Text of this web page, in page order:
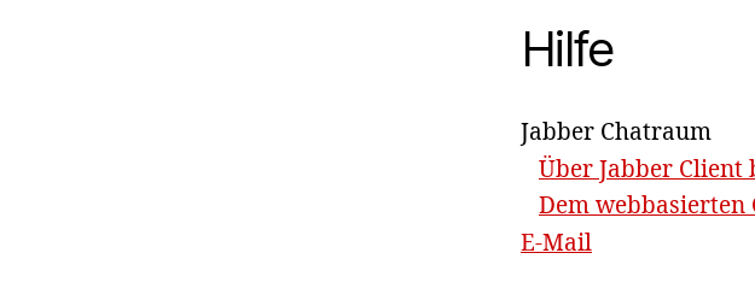
Hilfe
Jabber Chatraum
Über Jabber Client
Dem webbasierten
E-Mail